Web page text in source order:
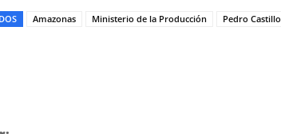
Amazonas Ministerio de la Producción Pedro Castillo